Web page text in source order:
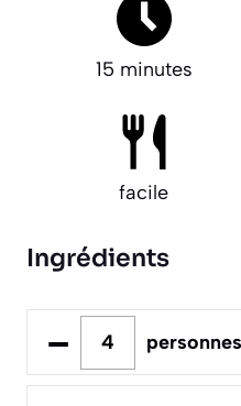
15 minutes
facile
Ingrédients
– personnes